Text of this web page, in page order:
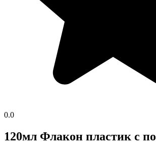
0.0
120мл Флакон пластик с